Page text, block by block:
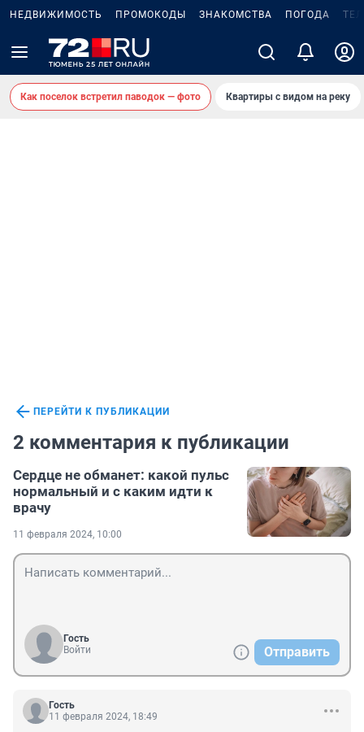
НЕДВИЖИМОСТЬ ПРОМОКОДЫ ЗНАКОМСТВА ПОГОДА
Как поселок встретил паводок — фото Квартиры с видом на реку
ПЕРЕЙТИ К ПУБЛИКАЦИИ
2 комментария к публикации
Сердце не обманет: какой пульс
нормальный и с каким идти к
врачу
11 февраля 2024, 10:00
Гость
Войти
Отправить
Гость
11 февраля 2024, 18:49